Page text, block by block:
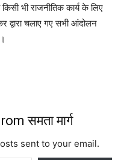
भी राजनीतिक कार्य के लिए
द्वारा चलाए गए सभी आंदोलन
समता मार्ग
sent to your email.